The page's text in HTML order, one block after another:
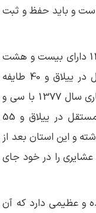
و باید حفظ و ثبت
استان کرمان بر اساس سرشماری سال 1366 دارای بیست و هشت
ایل در ییلاق و قشلاق و 42 طایفه مستقل در ییلاق و 40 طایفه
مستقل در قشلاق بوده و بر اساس سرشماری سال 1377 با سی و
یک ایل در ییلاق و قشلاق و 58 طایفه مستقل در ییلاق و 55
و این استان بعد از
را در خود جای
و عظیمی دارد که آن